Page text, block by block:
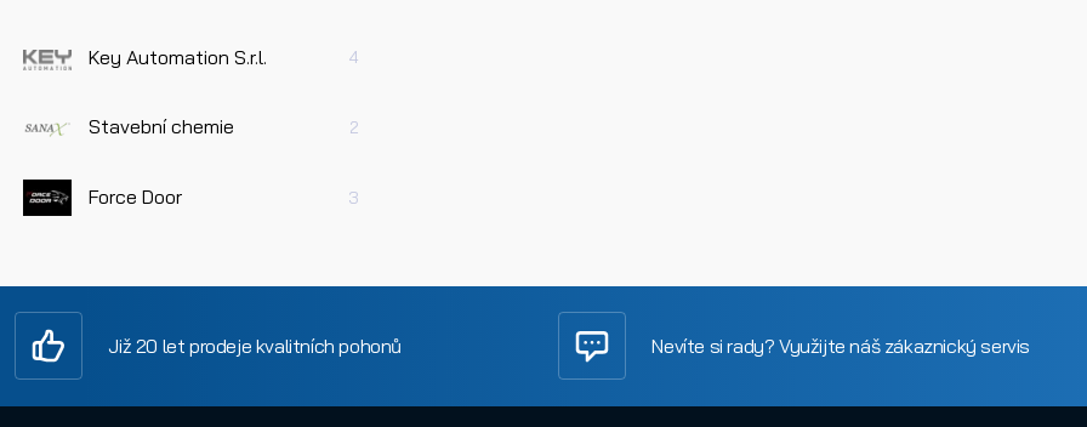
Key Automation S.r.l. 4
Stavební chemie 2
Force Door 3
Již 20 let prodeje kvalitních pohonů Nevíte si rady? Využijte náš zákaznický servis